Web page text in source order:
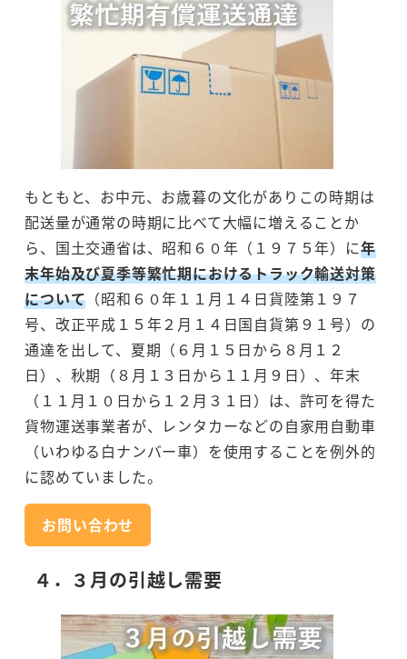
もともと、お中元、お歳暮の文化がありこの時期は
配送量が通常の時期に比べて大幅に増えることか
ら、国土交通省は、昭和６０年（１９７５年）に年
末年始及び夏季等繁忙期におけるトラック輸送対策
について （昭和６０年１１月１４日貨陸第１９７
号、改正平成１５年２月１４日国自貨第９１号）の
通達を出して、夏期（６月１５日から８月１２
日）、秋期（８月１３日から１１月９日）、年末
（１１月１０日から１２月３１日）は、許可を得た
貨物運送事業者が、レンタカーなどの自家用自動車
（いわゆる白ナンバー車）を使用することを例外的
に認めていました。
お問い合わせ
４．３月の引越し需要